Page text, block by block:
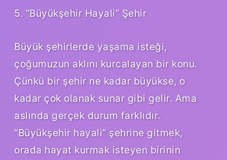
5. “Büyükşehir Hayali” Şehir
Büyük şehirlerde yaşama isteği,
çoğumuzun aklını kurcalayan bir konu.
Çünkü bir şehir ne kadar büyükse, o
kadar çok olanak sunar gibi gelir. Ama
aslında gerçek durum farklıdır.
“Büyükşehir hayali” şehrine gitmek,
orada hayat kurmak isteyen birinin